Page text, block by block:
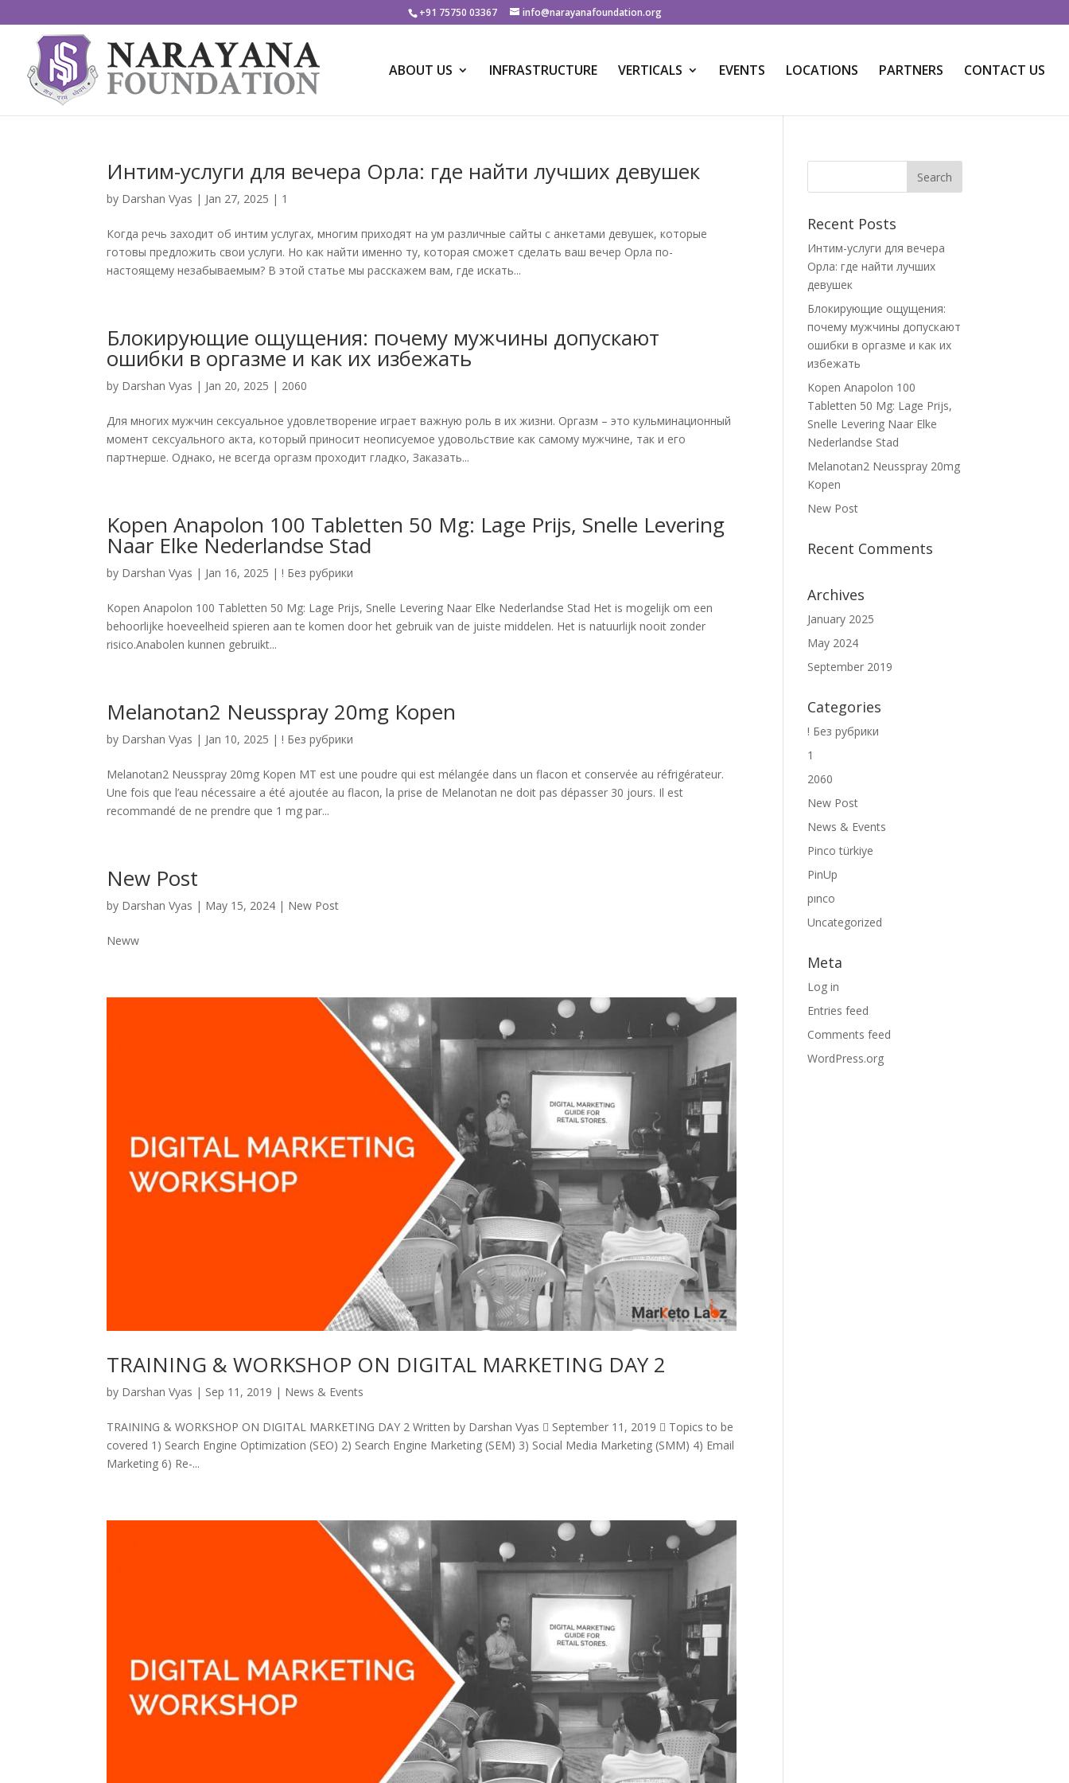
+91 75750 03367 info@narayanafoundation.org
ABOUT US INFRASTRUCTURE VERTICALS EVENTS LOCATIONS PARTNERS CONTACT US
Интим-услуги для вечера Орла: где найти лучших девушек
by Darshan Vyas | Jan 27, 2025 | 1
Когда речь заходит об интим услугах, многим приходят на ум различные сайты с анкетами девушек, которые
готовы предложить свои услуги. Но как найти именно ту, которая сможет сделать ваш вечер Орла по-
настоящему незабываемым? В этой статье мы расскажем вам, где искать...
Блокирующие ощущения: почему мужчины допускают
ошибки в оргазме и как их избежать
by Darshan Vyas | Jan 20, 2025 | 2060
Для многих мужчин сексуальное удовлетворение играет важную роль в их жизни. Оргазм – это кульминационный
момент сексуального акта, который приносит неописуемое удовольствие как самому мужчине, так и его
партнерше. Однако, не всегда оргазм проходит гладко, Заказать...
Kopen Anapolon 100 Tabletten 50 Mg: Lage Prijs, Snelle Levering
Naar Elke Nederlandse Stad
by Darshan Vyas | Jan 16, 2025 |! Без рубрики
Kopen Anapolon 100 Tabletten 50 Mg: Lage Prijs, Snelle Levering Naar Elke Nederlandse Stad Het is mogelijk om een
behoorlijke hoeveelheid spieren aan te komen door het gebruik van de juiste middelen. Het is natuurlijk nooit zonder
risico.Anabolen kunnen gebruikt...
Melanotan2 Neusspray 20mg Kopen
by Darshan Vyas | Jan 10, 2025 |! Без рубрики
Melanotan2 Neusspray 20mg Kopen MT est une poudre qui est mélangée dans un flacon et conservée au réfrigérateur.
Une fois que l’eau nécessaire a été ajoutée au flacon, la prise de Melanotan ne doit pas dépasser 30 jours. Il est
recommandé de ne prendre que 1 mg par...
New Post
by Darshan Vyas | May 15, 2024 | New Post
Neww
TRAINING & WORKSHOP ON DIGITAL MARKETING DAY 2
by Darshan Vyas | Sep 11, 2019 | News & Events
TRAINING & WORKSHOP ON DIGITAL MARKETING DAY 2 Written by Darshan Vyas  September 11, 2019  Topics to be
covered 1) Search Engine Optimization (SEO) 2) Search Engine Marketing (SEM) 3) Social Media Marketing (SMM) 4) Email
Marketing 6) Re-...
Recent Posts
Интим-услуги для вечера
Орла: где найти лучших
девушек
Блокирующие ощущения:
почему мужчины допускают
ошибки в оргазме и как их
избежать
Kopen Anapolon 100
Tabletten 50 Mg: Lage Prijs,
Snelle Levering Naar Elke
Nederlandse Stad
Melanotan2 Neusspray 20mg
Kopen
New Post
Recent Comments
Archives
January 2025
May 2024
September 2019
Categories
! Без рубрики
1
2060
New Post
News & Events
Pinco türkiye
PinUp
pınco
Uncategorized
Meta
Log in
Entries feed
Comments feed
WordPress.org